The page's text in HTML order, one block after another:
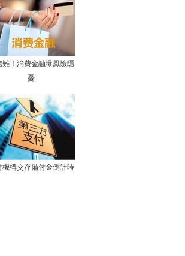
難！消費金融曝風險隱
憂
機構交存備付金倒計時